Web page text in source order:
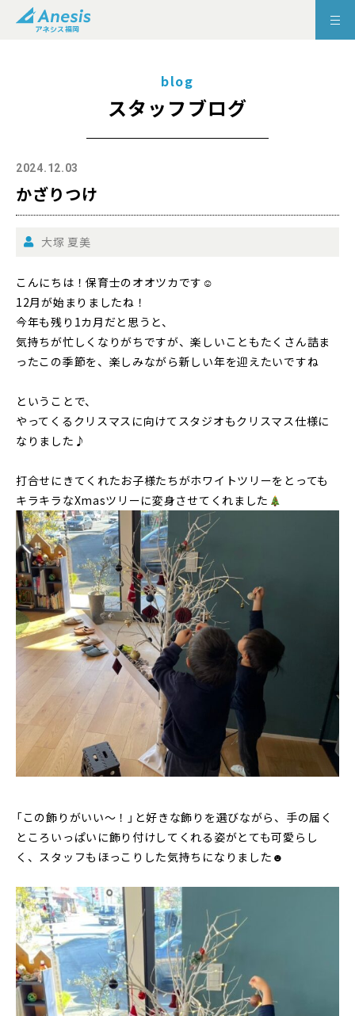
blog
スタッフブログ
2024.12.03
かざりつけ
大塚 夏美
こんにちは！保育士のオオツカです☺
12月が始まりましたね！
今年も残り1カ月だと思うと、
気持ちが忙しくなりがちですが、楽しいこともたくさん詰ま
ったこの季節を、楽しみながら新しい年を迎えたいですね
ということで、
やってくるクリスマスに向けてスタジオもクリスマス仕様に
なりました♪
打合せにきてくれたお子様たちがホワイトツリーをとっても
キラキラなXmasツリーに変身させてくれました
「この飾りがいい～！」と好きな飾りを選びながら、手の届く
ところいっぱいに飾り付けしてくれる姿がとても可愛らし
く、スタッフもほっこりした気持ちになりました☻